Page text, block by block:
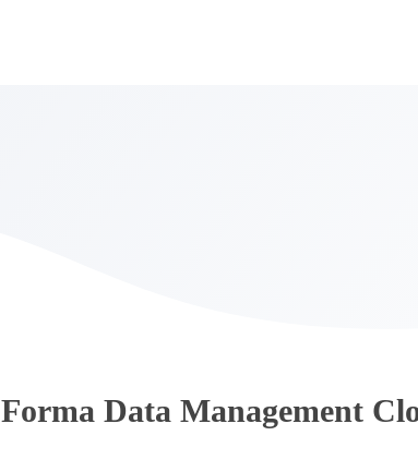
Forma Data Management